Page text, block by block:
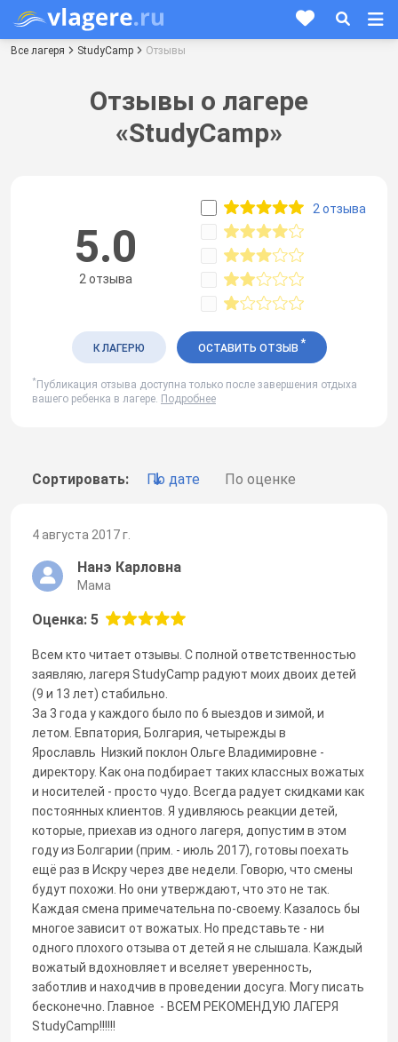
Все лагеря StudyCamp Отзывы
Отзывы о лагере
«StudyCamp»
Сортировать: По дате По оценке
4 августа 2017 г.
Нанэ Карловна
Мама
Оценка: 5
Всем кто читает отзывы. С полной ответственностью
заявляю, лагеря StudyCamp радуют моих двоих детей
(9 и 13 лет) стабильно.
За 3 года у каждого было по 6 выездов и зимой, и
летом. Евпатория, Болгария, четырежды в
Ярославль Низкий поклон Ольге Владимировне -
директору. Как она подбирает таких классных вожатых
и носителей - просто чудо. Всегда радует скидками как
постоянных клиентов. Я удивляюсь реакции детей,
которые, приехав из одного лагеря, допустим в этом
году из Болгарии (прим. - июль 2017), готовы поехать
ещё раз в Искру через две недели. Говорю, что смены
будут похожи. Но они утверждают, что это не так.
Каждая смена примечательна по-своему. Казалось бы
многое зависит от вожатых. Но представьте - ни
одного плохого отзыва от детей я не слышала. Каждый
вожатый вдохновляет и вселяет уверенность,
заботлив и находчив в проведении досуга. Могу писать
бесконечно. Главное - ВСЕМ РЕКОМЕНДУЮ ЛАГЕРЯ
StudyCamp!!!!!!
5.0
2 отзыва
2 отзыва
К ЛАГЕРЮ ОСТАВИТЬ ОТЗЫВ *
* Публикация отзыва доступна только после завершения отдыха
вашего ребенка в лагере. Подробнее